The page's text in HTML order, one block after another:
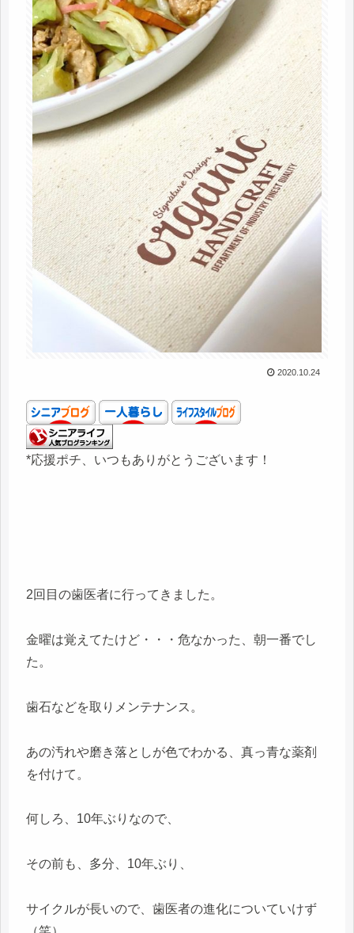
2020.10.24
*応援ポチ、いつもありがとうございます！
2回目の歯医者に行ってきました。
金曜は覚えてたけど・・・危なかった、朝一番でし
た。
歯石などを取りメンテナンス。
あの汚れや磨き落としが色でわかる、真っ青な薬剤
を付けて。
何しろ、10年ぶりなので、
その前も、多分、10年ぶり、
サイクルが長いので、歯医者の進化についていけず